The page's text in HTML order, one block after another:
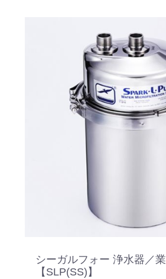
シーガルフォー 浄水器／
【SLP(SS)】